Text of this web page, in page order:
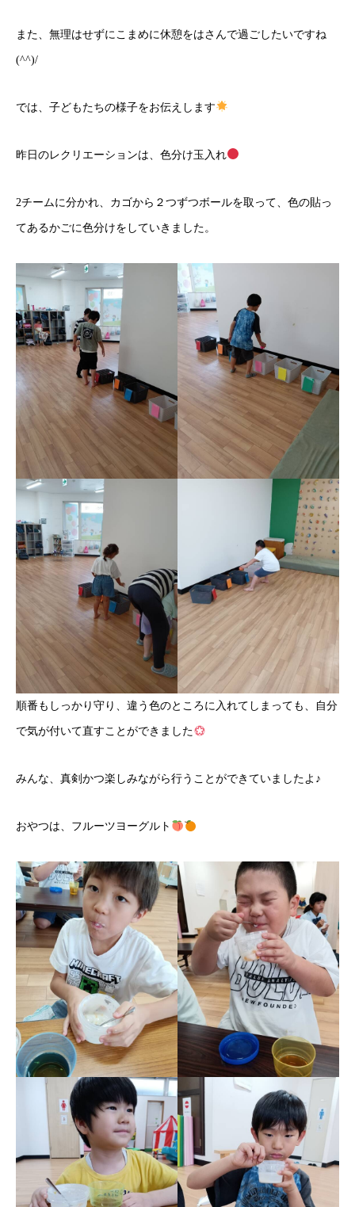
また、無理はせずにこまめに休憩をはさんで過ごしたいですね
(^^)/
では、子どもたちの様子をお伝えします
昨日のレクリエーションは、色分け玉入れ
2チームに分かれ、カゴから２つずつボールを取って、色の貼っ
てあるかごに色分けをしていきました。
順番もしっかり守り、違う色のところに入れてしまっても、自分
で気が付いて直すことができました
みんな、真剣かつ楽しみながら行うことができていましたよ♪
おやつは、フルーツヨーグルト